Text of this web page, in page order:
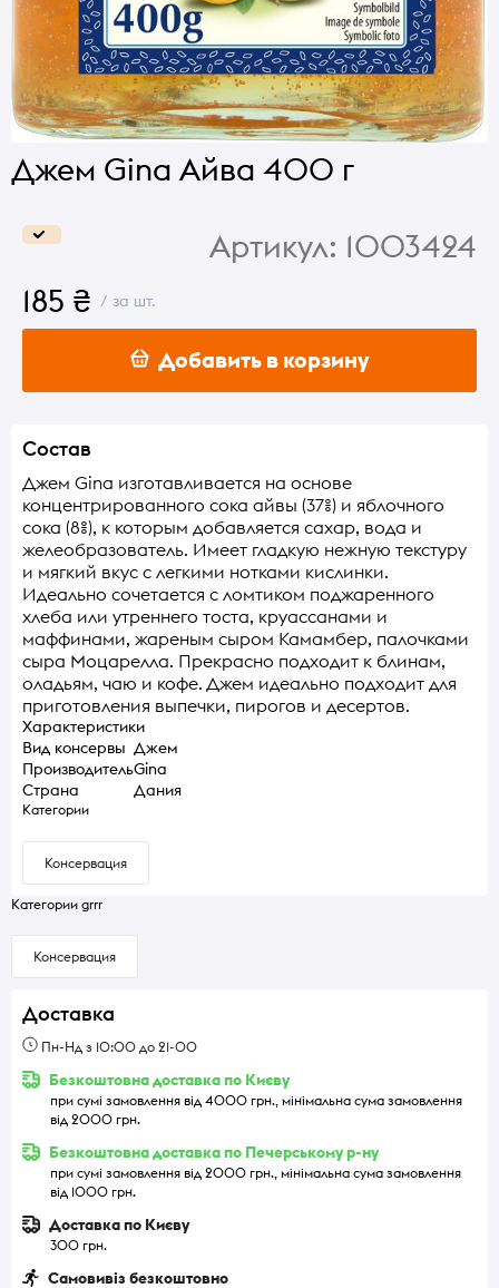
Джем Gina Айва 400 г
Артикул: 1003424
185 ₴ / за шт.
Добавить в корзину
Состав
Джем Gina изготавливается на основе
концентрированного сока айвы (37%) и яблочного
сока (8%), к которым добавляется сахар, вода и
желеобразователь. Имеет гладкую нежную текстуру
и мягкий вкус с легкими нотками кислинки.
Идеально сочетается с ломтиком поджаренного
хлеба или утреннего тоста, круассанами и
маффинами, жареным сыром Камамбер, палочками
сыра Моцарелла. Прекрасно подходит к блинам,
оладьям, чаю и кофе. Джем идеально подходит для
приготовления выпечки, пирогов и десертов.
Характеристики
Вид консервы Джем
ПроизводительGina
Страна
Дания
Категории
Консервация
Категории grrr
Консервация
Доставка
Пн-Нд з 10:00 до 21-00
Безкоштовна доставка по Києву
при сумі замовлення від 4000 грн., мінімальна сума замовлення
від 2000 грн.
Безкоштовна доставка по Печерському р-ну
при сумі замовлення від 2000 грн., мінімальна сума замовлення
від 1000 грн.
Доставка по Києву
300 грн.
Самовивіз безкоштовно